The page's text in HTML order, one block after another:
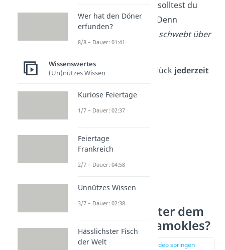
oder Freunden? Dann solltest du
dein Glück genießen
! Denn
Damoklesschwert schwebt über
deinem Kopf!
Das heißt, dass dein Glück jederzeit
Was steckt hinter dem
Schwert des Damokles?
zur Stelle im Video springen
Wer hat den Döner
erfunden?
8/8 – Dauer: 01:41
Wissenswertes
(Un)nützes Wissen
Kuriose Feiertage
1/7 – Dauer: 02:37
Feiertage
Frankreich
2/7 – Dauer: 04:58
Unnützes Wissen
3/7 – Dauer: 02:38
Hässlichster Fisch
der Welt